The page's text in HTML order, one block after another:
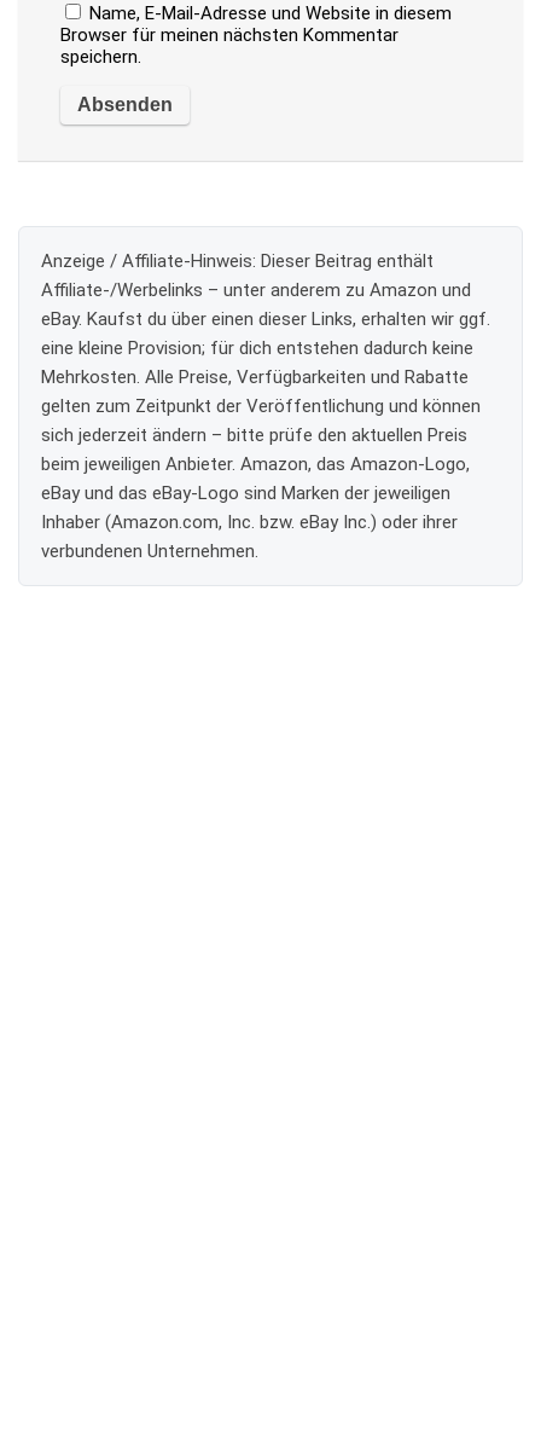
Name, E-Mail-Adresse und Website in diesem
Browser für meinen nächsten Kommentar
speichern.
Anzeige / Affiliate-Hinweis: Dieser Beitrag enthält
Affiliate-/Werbelinks – unter anderem zu Amazon und
eBay. Kaufst du über einen dieser Links, erhalten wir ggf.
eine kleine Provision; für dich entstehen dadurch keine
Mehrkosten. Alle Preise, Verfügbarkeiten und Rabatte
gelten zum Zeitpunkt der Veröffentlichung und können
sich jederzeit ändern – bitte prüfe den aktuellen Preis
beim jeweiligen Anbieter. Amazon, das Amazon-Logo,
eBay und das eBay-Logo sind Marken der jeweiligen
Inhaber (Amazon.com, Inc. bzw. eBay Inc.) oder ihrer
verbundenen Unternehmen.